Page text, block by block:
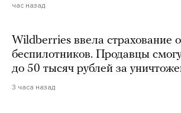
час назад
Wildberries ввела страхование
беспилотников. Продавцы
до 50 тысяч рублей за
3 часа назад